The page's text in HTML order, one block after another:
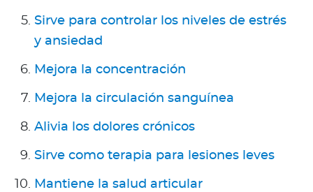
Sirve para controlar los niveles de estrés
y ansiedad
Mejora la concentración
Mejora la circulación sanguínea
Alivia los dolores crónicos
Sirve como terapia para lesiones leves
Mantiene la salud articular